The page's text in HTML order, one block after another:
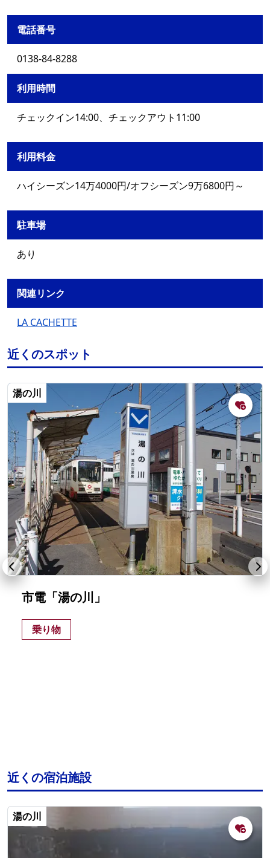
電話番号
0138-84-8288
利用時間
チェックイン14:00、チェックアウト11:00
利用料金
ハイシーズン14万4000円/オフシーズン9万6800円～
駐車場
あり
関連リンク
LA CACHETTE
近くのスポット
湯の川
市電「湯の川」
乗り物
近くの宿泊施設
湯の川